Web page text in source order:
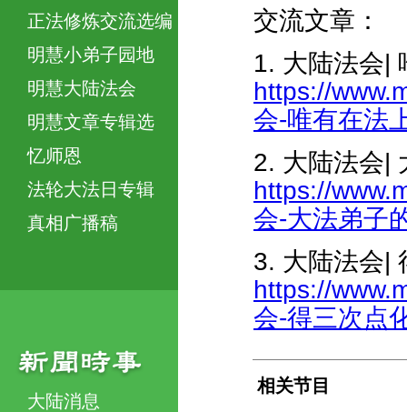
正法修炼交流选编
明慧小弟子园地
明慧大陆法会
明慧文章专辑选
忆师恩
法轮大法日专辑
真相广播稿
大陆消息
交流文章：
1. 大陆法会|
https://
会-唯有在法
2. 大陆法会|
https://
会-大法弟子
3. 大陆法会|
https://
会-得三次点
相关节目